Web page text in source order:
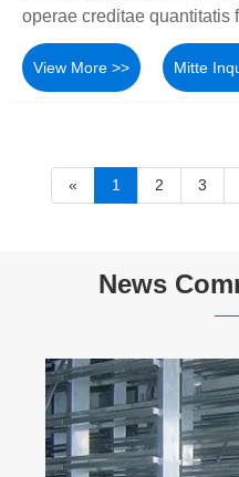
operae creditae quantitatis
View More >> Mitte
« 1 2 3
News